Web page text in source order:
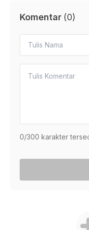
Komentar (0)
0/300 karakter